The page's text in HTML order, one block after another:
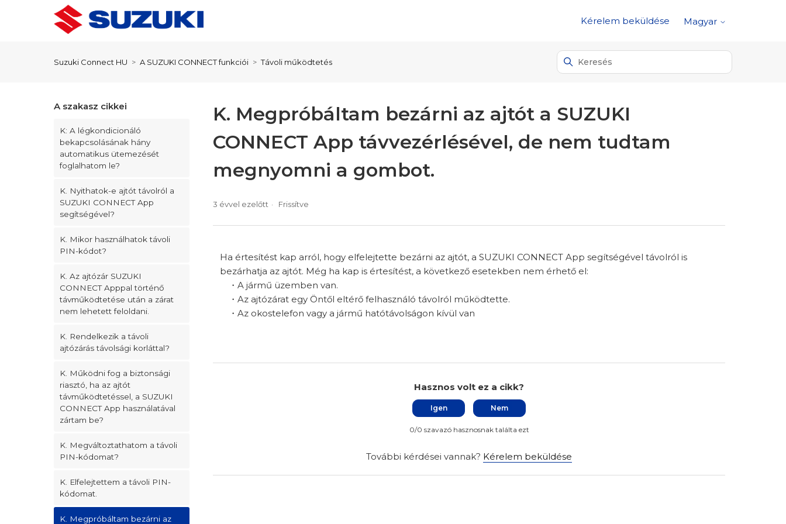
Kérelem beküldése Magyar
Suzuki Connect HU A SUZUKI CONNECT funkciói Távoli működtetés
A szakasz cikkei
K: A légkondicionáló
bekapcsolásának hány
automatikus ütemezését
foglalhatom le?
K. Nyithatok-e ajtót távolról a
SUZUKI CONNECT App
segítségével?
K. Mikor használhatok távoli
PIN-kódot?
K. Az ajtózár SUZUKI
CONNECT Apppal történő
távműködtetése után a zárat
nem lehetett feloldani.
K. Rendelkezik a távoli
ajtózárás távolsági korláttal?
K. Működni fog a biztonsági
riasztó, ha az ajtót
távműködtetéssel, a SUZUKI
CONNECT App használatával
zártam be?
K. Megváltoztathatom a távoli
PIN-kódomat?
K. Elfelejtettem a távoli PIN-
kódomat.
K. Megpróbáltam bezárni az
K. Megpróbáltam bezárni az ajtót a SUZUKI
CONNECT App távvezérlésével, de nem tudtam
megnyomni a gombot.
3 évvel ezelőtt Frissítve
Ha értesítést kap arról, hogy elfelejtette bezárni az ajtót, a SUZUKI CONNECT App segítségével távolról is
bezárhatja az ajtót. Még ha kap is értesítést, a következő esetekben nem érhető el:
・A jármű üzemben van.
・Az ajtózárat egy Öntől eltérő felhasználó távolról működtette.
・Az okostelefon vagy a jármű hatótávolságon kívül van
Hasznos volt ez a cikk?
Igen Nem
0/0 szavazó hasznosnak találta ezt
További kérdései vannak? Kérelem beküldése